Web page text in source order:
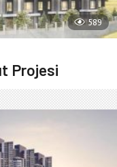
589
Projesi